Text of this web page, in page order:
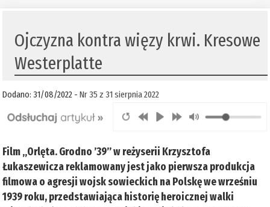
Ojczyzna kontra więzy krwi. Kresowe
Westerplatte
Dodano: 31/08/2022 -Nr 35 z 31 sierpnia 2022
Film „Orlęta. Grodno ’39” w reżyserii Krzysztofa
Łukaszewicza reklamowany jest jako pierwsza produkcja
filmowa o agresji wojsk sowieckich na Polskę we wrześniu
1939 roku, przedstawiająca historię heroicznej walki